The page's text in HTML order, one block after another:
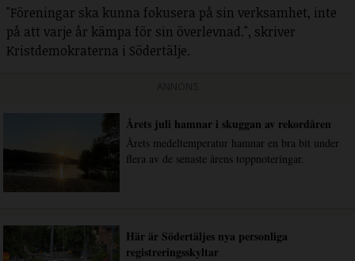
"Föreningar ska kunna fokusera på sin verksamhet, inte
på att varje år kämpa för sin överlevnad.", skriver
Kristdemokraterna i Södertälje.
Årets juli hamnar i skuggan av rekordåren
Årets medeltemperatur hamnar en bra bit under
flera av de senaste årens toppnoteringar.
Här är Södertäljes nya personliga
registreringsskyltar